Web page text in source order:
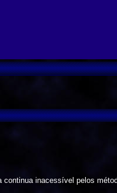
continua inacessível pelos